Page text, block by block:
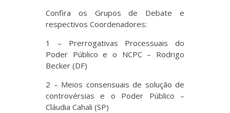
Confira os Grupos de Debate e
respectivos Coordenadores:
1 – Prerrogativas Processuais do
Poder Público e o NCPC – Rodrigo
Becker (DF)
2 – Meios consensuais de solução de
controvérsias e o Poder Público –
Cláudia Cahali (SP)